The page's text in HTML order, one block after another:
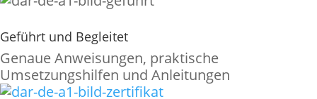
Geführt und Begleitet
Genaue Anweisungen, praktische
Umsetzungshilfen und Anleitungen